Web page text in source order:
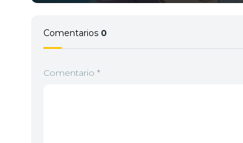
Comentarios 0
Comentario *